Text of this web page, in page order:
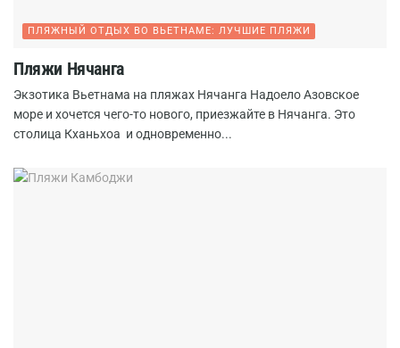
ПЛЯЖНЫЙ ОТДЫХ ВО ВЬЕТНАМЕ: ЛУЧШИЕ ПЛЯЖИ
Пляжи Нячанга
Экзотика Вьетнама на пляжах Нячанга Надоело Азовское
море и хочется чего-то нового, приезжайте в Нячанга. Это
столица Кханьхоа и одновременно...